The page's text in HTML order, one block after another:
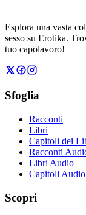
Esplora una vasta
sesso su Erotika.
tuo capolavoro!
Sfoglia
Racconti
Libri
Capitoli dei
Racconti
Libri Audio
Capitoli Audio
Scopri